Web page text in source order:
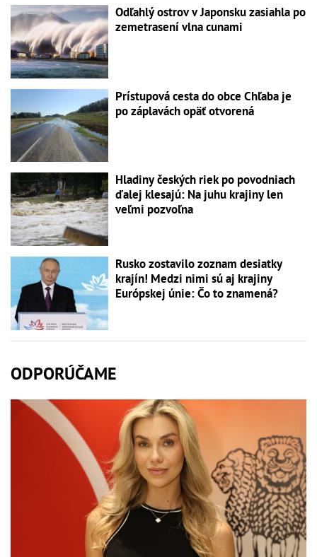
Odľahlý ostrov v Japonsku zasiahla po
zemetrasení vlna cunami
Prístupová cesta do obce Chľaba je
po záplavách opäť otvorená
Hladiny českých riek po povodniach
ďalej klesajú: Na juhu krajiny len
veľmi pozvoľna
Rusko zostavilo zoznam desiatky
krajín! Medzi nimi sú aj krajiny
Európskej únie: Čo to znamená?
ODPORÚČAME